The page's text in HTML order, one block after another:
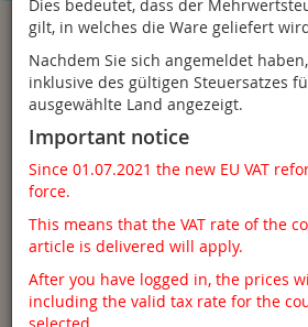
ToggleMenü
Dies bedeutet, dass der
gilt, in welches die Ware geliefert
Nachdem Sie sich angemeldet
inklusive des gültigen Steuersatzes
ausgewählte Land angezeigt.
Important notice
Since 01.07.2021 the new EU VAT
force.
This means that the VAT rate of the
article is delivered will apply.
After you have logged in, the prices
including the valid tax rate for the